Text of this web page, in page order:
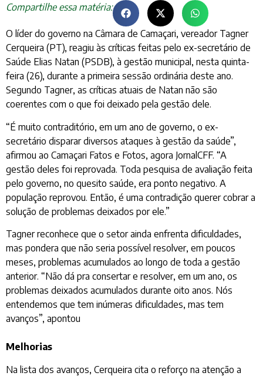
Compartilhe essa matéria:
O líder do governo na Câmara de Camaçari, vereador Tagner
Cerqueira (PT), reagiu às críticas feitas pelo ex-secretário de
Saúde Elias Natan (PSDB), à gestão municipal, nesta quinta-
feira (26), durante a primeira sessão ordinária deste ano.
Segundo Tagner, as críticas atuais de Natan não são
coerentes com o que foi deixado pela gestão dele.
“É muito contraditório, em um ano de governo, o ex-
secretário disparar diversos ataques à gestão da saúde”,
afirmou ao Camaçari Fatos e Fotos, agora JornalCFF. “A
gestão deles foi reprovada. Toda pesquisa de avaliação feita
pelo governo, no quesito saúde, era ponto negativo. A
população reprovou. Então, é uma contradição querer cobrar a
solução de problemas deixados por ele.”
Tagner reconhece que o setor ainda enfrenta dificuldades,
mas pondera que não seria possível resolver, em poucos
meses, problemas acumulados ao longo de toda a gestão
anterior. “Não dá pra consertar e resolver, em um ano, os
problemas deixados acumulados durante oito anos. Nós
entendemos que tem inúmeras dificuldades, mas tem
avanços”, apontou
Melhorias
Na lista dos avanços, Cerqueira cita o reforço na atenção a